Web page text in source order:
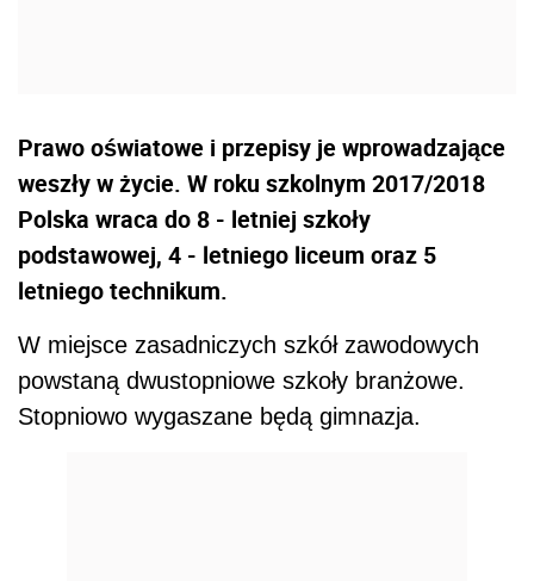
Prawo oświatowe i przepisy je wprowadzające
weszły w życie. W roku szkolnym 2017/2018
Polska wraca do 8 - letniej szkoły
podstawowej, 4 - letniego liceum oraz 5
letniego technikum.
W miejsce zasadniczych szkół zawodowych
powstaną dwustopniowe szkoły branżowe.
Stopniowo wygaszane będą gimnazja.